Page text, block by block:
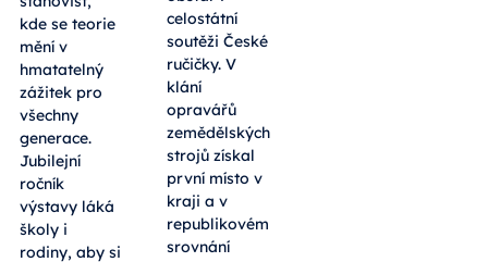
kde se teorie
mění v
hmatatelný
zážitek pro
všechny
generace.
Jubilejní
ročník
výstavy láká
školy i
rodiny, aby si
celostátní
soutěži České
ručičky. V
klání
opravářů
zemědělských
strojů získal
první místo v
kraji a v
republikovém
srovnání